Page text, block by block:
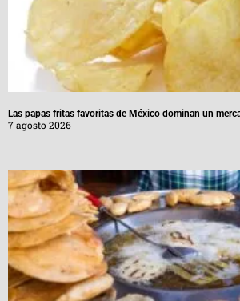
Las papas fritas favoritas de México dominan un
7 agosto 2026